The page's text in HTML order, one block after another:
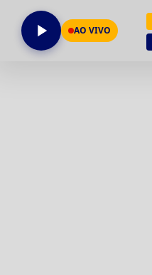
AO VIVO